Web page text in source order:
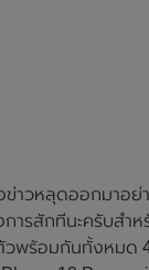
ข่าวหลุดออกมาอย่
ารสักทีนะครับสำ
วพร้อมกันทั้งหมด